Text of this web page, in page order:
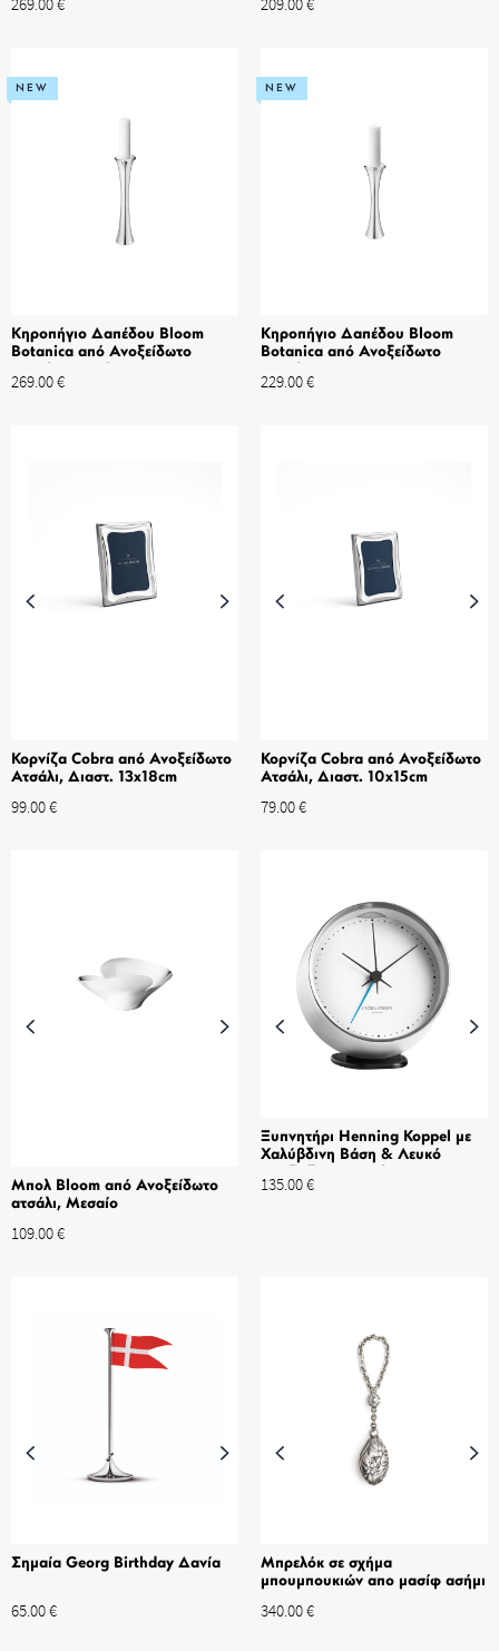
NEW
Κηροπήγιο Δαπέδου Bloom
Botanica από Ανοξείδωτο
269.00€
NEW
Κηροπήγιο Δαπέδου Bloom
Botanica από Ανοξείδωτο
229.00€
Κορνίζα Cobra από Ανοξείδωτο
Ατσάλι, Διαστ. 13x18cm
99.00€
Κορνίζα Cobra από Ανοξείδωτο
Ατσάλι, Διαστ. 10x15cm
79.00€
Μπολ Bloom από Ανοξείδωτο
ατσάλι, Μεσαίο
109.00€
Ξυπνητήρι Henning Koppel με
Χαλύβδινη Βάση & Λευκό
135.00€
Σημαία Georg Birthday Δανία
65.00€
Μπρελόκ σε σχήμα
μπουμπουκιών απο μασίφ ασήμι
340.00€